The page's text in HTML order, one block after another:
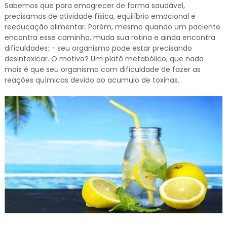
Sabemos que para emagrecer de forma saudável,
precisamos de atividade física, equilíbrio emocional e
reeducação alimentar. Porém, mesmo quando um paciente
encontra esse caminho, muda sua rotina e ainda encontra
dificuldades; - seu organismo pode estar precisando
desintoxicar. O motivo? Um platô metabólico, que nada
mais é que seu organismo com dificuldade de fazer as
reações químicas devido ao acumulo de toxinas.